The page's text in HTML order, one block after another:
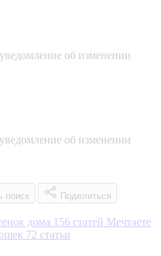
об изменении
об изменении
поиск Поделиться
дома 156 статей Мечтаете
72 статьи